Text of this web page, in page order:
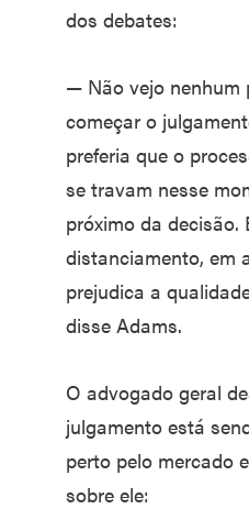
dos debates:
— Não vejo nenhum
começar o
preferia que o
se travam nesse
próximo da decisão.
distanciamento, em
prejudica a
disse Adams.
O advogado geral
julgamento está
perto pelo mercado
sobre ele: